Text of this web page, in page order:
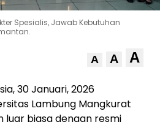
Spesialis, Jawab Kebutuhan
A A A
,30 Januari, 2026
Lambung Mangkurat
luar biasa dengan resmi